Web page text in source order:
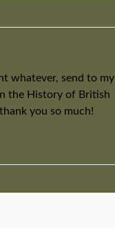
whatever, send to my
the History of British
you so much!